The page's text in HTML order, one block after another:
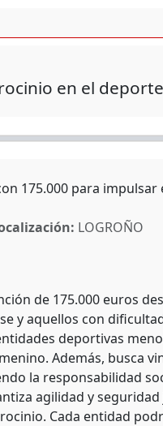
en el
175.000 para
LOGROÑO
de 175.000 euros
y aquellos con
deportivas
Además, busca
la responsabilidad
agilidad y
Cada entidad